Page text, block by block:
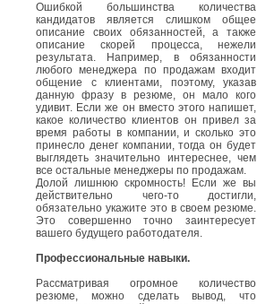
Ошибкой большинства количества
кандидатов является слишком общее
описание своих обязанностей, а также
описание скорей процесса, нежели
результата. Например, в обязанности
любого менеджера по продажам входит
общение с клиентами, поэтому, указав
данную фразу в резюме, он мало кого
удивит. Если же он вместо этого напишет,
какое количество клиентов он привел за
время работы в компании, и сколько это
принесло денег компании, тогда он будет
выглядеть значительно интереснее, чем
все остальные менеджеры по продажам.
Долой лишнюю скромность! Если же вы
действительно чего-то достигли,
обязательно укажите это в своем резюме.
Это совершенно точно заинтересует
вашего будущего работодателя.
Профессиональные навыки.
Рассматривая огромное количество
резюме, можно сделать вывод, что